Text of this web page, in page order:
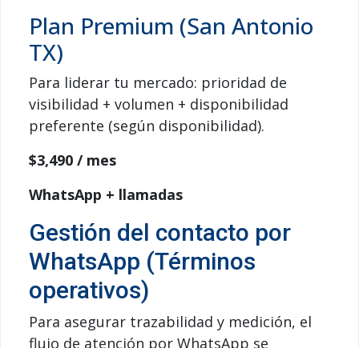
Plan Premium (San Antonio
TX)
Para liderar tu mercado: prioridad de
visibilidad + volumen + disponibilidad
preferente (según disponibilidad).
$3,490 / mes
WhatsApp + llamadas
Gestión del contacto por
WhatsApp (Términos
operativos)
Para asegurar trazabilidad y medición, el
flujo de atención por WhatsApp se